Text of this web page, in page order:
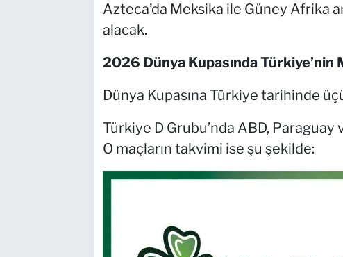
Azteca’da Meksika ile Güney Afrika
alacak.
2026 Dünya Kupasında Türkiye’nin
Dünya Kupasına Türkiye tarihinde
Türkiye D Grubu’nda ABD,
O maçların takvimi ise şu şekilde: